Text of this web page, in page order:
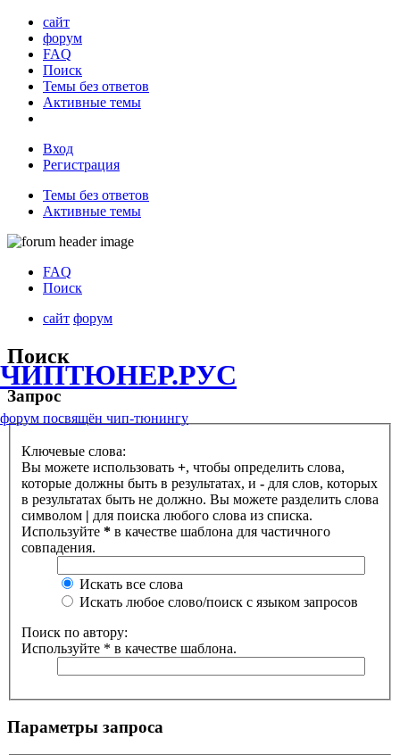
сайт
форум
FAQ
Поиск
Темы без ответов
Активные темы
Вход
Регистрация
Темы без ответов
Активные темы
ЧИПТЮНЕР.РУС
форум посвящён чип-тюнингу
FAQ
Поиск
сайт форум
Поиск
Запрос
Ключевые слова:
Вы можете использовать +, чтобы определить слова,
которые должны быть в результатах, и - для слов, которых
в результатах быть не должно. Вы можете разделить слова
символом | для поиска любого слова из списка.
Используйте * в качестве шаблона для частичного
совпадения.
Искать все слова
Искать любое слово/поиск с языком запросов
Поиск по автору:
Используйте * в качестве шаблона.
Параметры запроса